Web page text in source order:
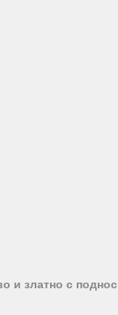
и златно с поднос